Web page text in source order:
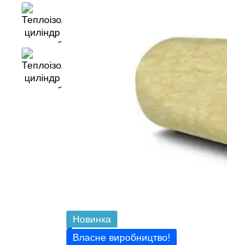
Новинка
Власне виробництво!